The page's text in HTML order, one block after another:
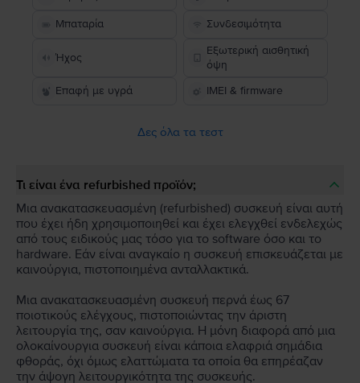
Μπαταρία Συνδεσιμότητα
Ήχος
Εξωτερική αισθητική
όψη
Επαφή με υγρά
IMEI & firmware
Δες όλα τα τεστ
Τι είναι ένα refurbished προϊόν;
Μια ανακατασκευασμένη (refurbished) συσκευή είναι αυτή
που έχει ήδη χρησιμοποιηθεί και έχει ελεγχθεί ενδελεχώς
από τους ειδικούς μας τόσο για το software όσο και το
hardware. Εάν είναι αναγκαίο η συσκευή επισκευάζεται με
καινούργια, πιστοποιημένα ανταλλακτικά.
Μια ανακατασκευασμένη συσκευή περνά έως 67
ποιοτικούς ελέγχους, πιστοποιώντας την άριστη
λειτουργία της, σαν καινούργια. Η μόνη διαφορά από μια
ολοκαίνουργια συσκευή είναι κάποια ελαφριά σημάδια
φθοράς, όχι όμως ελαττώματα τα οποία θα επηρέαζαν
την άψογη λειτουργικότητα της συσκευής.